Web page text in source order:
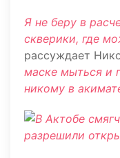
Я не беру в
скверики, где
рассуждает
маске мыться и
никому в